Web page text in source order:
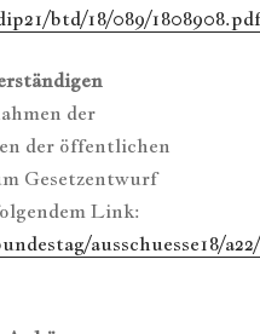
btd/18/089/1808908.pdf
der
der öffentlichen
Gesetzentwurf
Link:
ausschuesse18/